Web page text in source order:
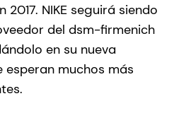
2017. NIKE seguirá siendo
del dsm-firmenich
en su nueva
esperan muchos más